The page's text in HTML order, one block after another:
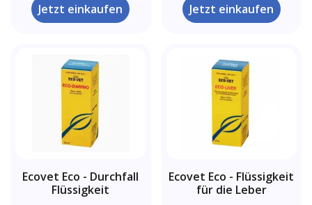
Jetzt einkaufen Jetzt einkaufen
Ecovet Eco - Durchfall
Flüssigkeit
Ecovet Eco - Flüssigkeit
für die Leber